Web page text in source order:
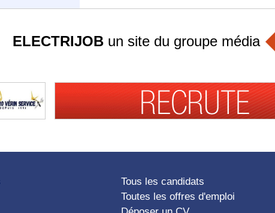
ELECTRIJOBun site du groupe média
Tous les candidats
Toutes les offres d'emploi